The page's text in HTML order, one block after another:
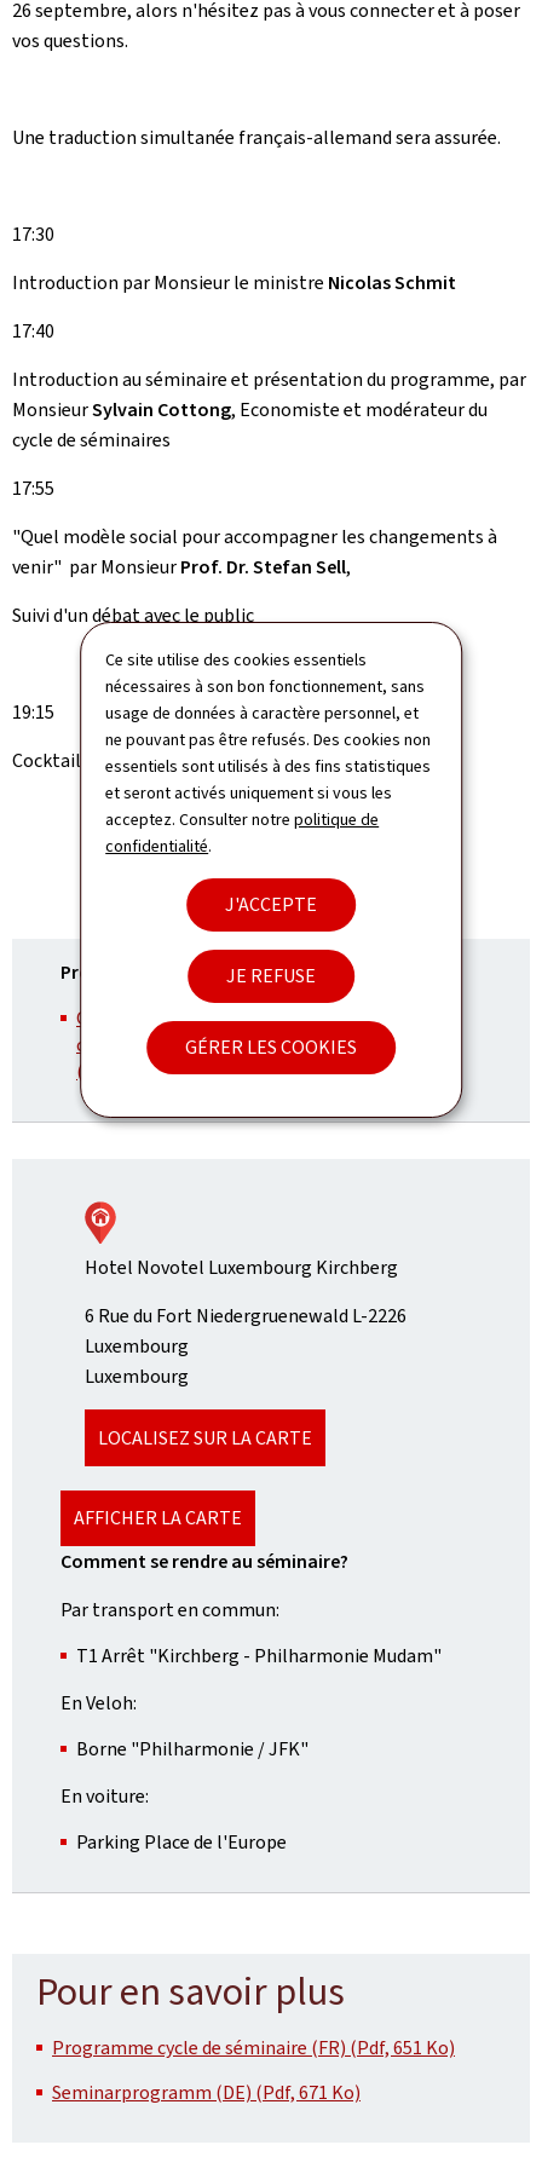
Ce site utilise des cookies essentiels
nécessaires à son bon fonctionnement, sans
usage de données à caractère personnel, et
ne pouvant pas être refusés. Des cookies non
essentiels sont utilisés à des fins statistiques
et seront activés uniquement si vous les
acceptez. Consulter notrepolitique de
confidentialité.
J'ACCEPTE
JE REFUSE
GÉRER LES COOKIES
26 septembre, alors n'hésitez pas à vous connecter et à poser
vos questions.
Une traduction simultanée français-allemand sera assurée.
17:30
Introduction par Monsieur le ministre Nicolas Schmit
17:40
Introduction au séminaire et présentation du programme, par
MonsieurSylvain Cottong, Economiste et modérateur du
cycle de séminaires
17:55
"Quel modèle social pour accompagner les changements à
venir" par MonsieurProf. Dr. Stefan Sell,
Suivi d'un débat avec le public
19:15
Cocktail
Présentations:
Quel modèle sociale pour accompagner les
changements à venir par Prof. Dr. Stefan Sell
(Pdf, 8,30 Mo)
Hotel Novotel Luxembourg Kirchberg
ADRESSE
:
6 Rue du Fort Niedergruenewald L-2226
Luxembourg
Luxembourg
LOCALISEZ SUR LA CARTE
AFFICHER LA CARTE
Comment se rendre au séminaire?
Par transport en commun:
T1 Arrêt "Kirchberg - Philharmonie Mudam"
En Veloh:
Borne "Philharmonie / JFK"
En voiture:
Parking Place de l'Europe
Pour en savoir plus
Programme cycle de séminaire (FR) (Pdf, 651 Ko)
Seminarprogramm (DE) (Pdf, 671 Ko)